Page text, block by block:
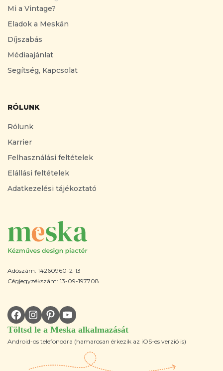
Mi a Vintage?
Eladok a Meskán
Díjszabás
Médiaajánlat
Segítség, Kapcsolat
RÓLUNK
Rólunk
Karrier
Felhasználási feltételek
Elállási feltételek
Adatkezelési tájékoztató
Adószám: 14260960-2-13
Cégjegyzékszám: 13-09-197708
Töltsd le a Meska alkalmazását
Android-os telefonodra (hamarosan érkezik az iOS-es verzió is)